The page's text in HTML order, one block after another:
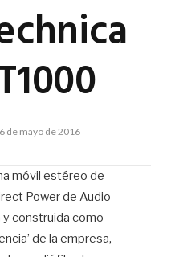
de mayo de 2016
móvil estéreo de
Power de Audio-
y construida como
de la empresa,